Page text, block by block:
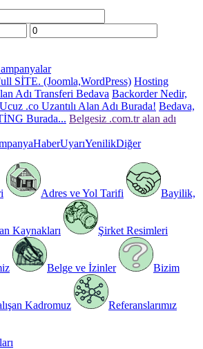
SİTE. (Joomla,WordPress) Hosting
Adı Transferi Bedava Backorder Nedir,
.co Uzantılı Alan Adı Burada! Bedava,
Burada... Belgesiz .com.tr alan adı
HaberUyarıYenilikDiğer
Adres ve Yol Tarifi Bayilik,
Kaynakları Şirket Resimleri
Belge ve İzinler Bizim
Kadromuz Referanslarımız